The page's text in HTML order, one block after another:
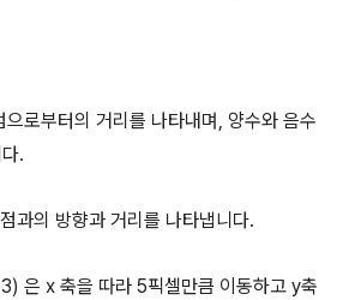
으로부터의 거리를 나타내며, 양수와 음수
.
과의 방향과 거리를 나타냅니다.
은 x 축을 따라 5픽셀만큼 이동하고 y축